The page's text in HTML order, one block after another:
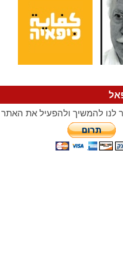
להמשיך ולהפעיל את האתר